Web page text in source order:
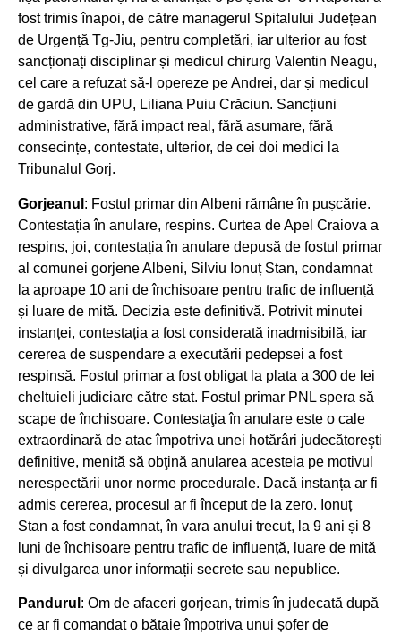
fost trimis înapoi, de către managerul Spitalului Județean
de Urgență Tg-Jiu, pentru completări, iar ulterior au fost
sancționați disciplinar și medicul chirurg Valentin Neagu,
cel care a refuzat să-l opereze pe Andrei, dar și medicul
de gardă din UPU, Liliana Puiu Crăciun. Sancțiuni
administrative, fără impact real, fără asumare, fără
consecințe, contestate, ulterior, de cei doi medici la
Tribunalul Gorj.
Gorjeanul : Fostul primar din Albeni rămâne în pușcărie.
Contestația în anulare, respins. Curtea de Apel Craiova a
respins, joi, contestația în anulare depusă de fostul primar
al comunei gorjene Albeni, Silviu Ionuț Stan, condamnat
la aproape 10 ani de închisoare pentru trafic de influență
și luare de mită. Decizia este definitivă. Potrivit minutei
instanței, contestația a fost considerată inadmisibilă, iar
cererea de suspendare a executării pedepsei a fost
respinsă. Fostul primar a fost obligat la plata a 300 de lei
cheltuieli judiciare către stat. Fostul primar PNL spera să
scape de închisoare. Contestaţia în anulare este o cale
extraordinară de atac împotriva unei hotărâri judecătoreşti
definitive, menită să obţină anularea acesteia pe motivul
nerespectării unor norme procedurale. Dacă instanța ar fi
admis cererea, procesul ar fi început de la zero. Ionuț
Stan a fost condamnat, în vara anului trecut, la 9 ani și 8
luni de închisoare pentru trafic de influență, luare de mită
și divulgarea unor informații secrete sau nepublice.
Pandurul : Om de afaceri gorjean, trimis în judecată după
ce ar fi comandat o bătaie împotriva unui șofer de